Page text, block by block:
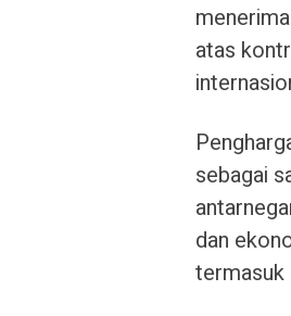
atas
sebagai
dan
termasuk